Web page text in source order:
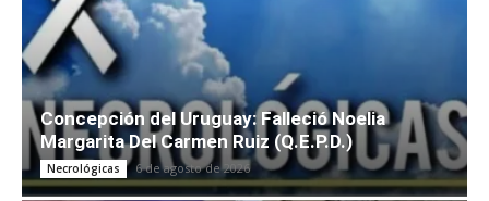
Concepción del Uruguay: Falleció Noelia
Margarita Del Carmen Ruiz (Q.E.P.D.)
Necrológicas 6 de agosto de 2026